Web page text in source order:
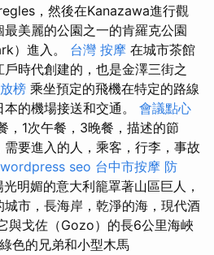
，然後在Kanazawa進行觀
美麗的公園之一的肯羅克公園
）進入。 台灣 按摩 在城市茶館
時代創建的，也是金澤三街之
榜 乘坐預定的飛機在特定的路線
的機場接送和交通。 會議點心
，1次午餐，3晚餐，描述的節
要進入的人，乘客，行李，事故
wordpress seo 台中市按摩 防
光明媚的意大利籠罩著山區巨人，
市，長海岸，乾淨的海，現代酒
與戈佐（Gozo）的長6公里海峽
色的兄弟和小型木馬